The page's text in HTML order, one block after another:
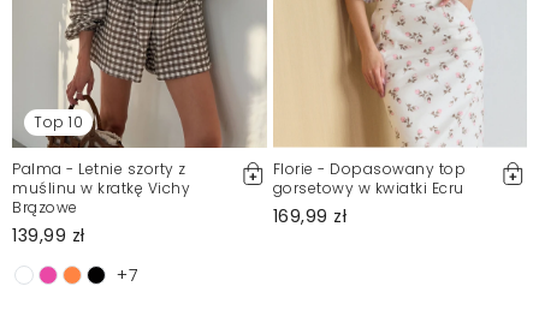
Top 10
Palma - Letnie szorty z
muślinu w kratkę Vichy
Brązowe
139,99 zł
+7
Florie - Dopasowany top
gorsetowy w kwiatki Ecru
169,99 zł